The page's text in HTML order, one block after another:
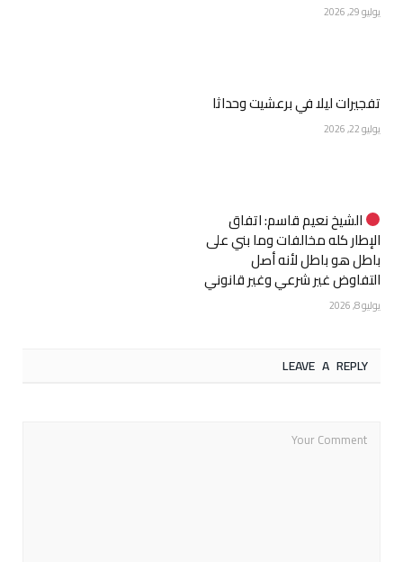
يوليو 29, 2026
تفجيرات ليلا في برعشيت وحداثا
يوليو 22, 2026
الشيخ نعيم قاسم: اتفاق
الإطار كله مخالفات وما بني على
باطل هو باطل لأنه أصل
التفاوض غير شرعي وغير قانوني
يوليو 8, 2026
LEAVE A REPLY